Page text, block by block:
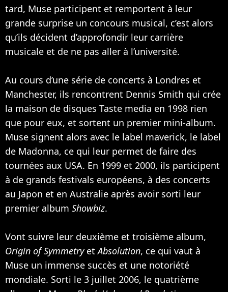
tard, Muse participent et remportent à leur
grande surprise un concours musical, c’est alors
qu’ils décident d’approfondir leur carrière
musicale et de ne pas aller à l’université.
Au cours d’une série de concerts à Londres et
Manchester, ils rencontrent Dennis Smith qui crée
la maison de disques Taste media en 1998 rien
que pour eux, et sortent un premier mini-album.
Muse signent alors avec le label maverick, le label
de Madonna, ce qui leur permet de faire des
tournées aux USA. En 1999 et 2000, ils participent
à de grands festivals européens, à des concerts
au Japon et en Australie après avoir sorti leur
premier album Showbiz.
Vont suivre leur deuxième et troisième album,
Origin of SymmetryetAbsolution, ce qui vaut à
Muse un immense succès et une notoriété
mondiale. Sorti le 3 juillet 2006, le quatrième